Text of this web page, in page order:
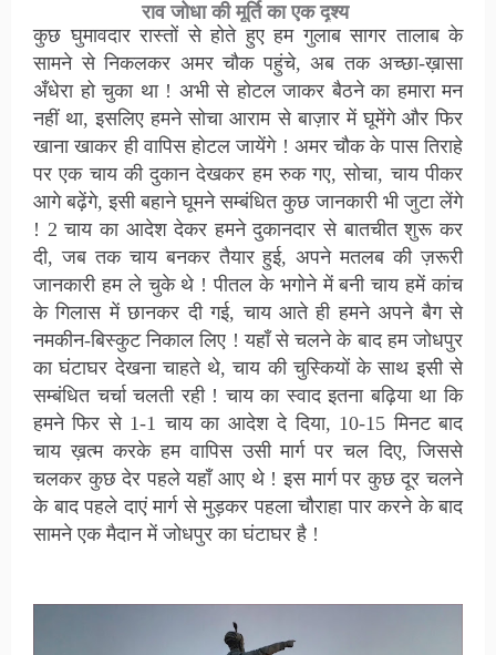
राव जोधा की मूर्ति का एक दृश्य
कुछ घुमावदार रास्तों से होते हुए हम गुलाब सागर तालाब के
सामने से निकलकर अमर चौक पहुंचे, अब तक अच्छा-ख़ासा
अँधेरा हो चुका था ! अभी से होटल जाकर बैठने का हमारा मन
नहीं था, इसलिए हमने सोचा आराम से बाज़ार में घूमेंगे और फिर
खाना खाकर ही वापिस होटल जायेंगे ! अमर चौक के पास तिराहे
पर एक चाय की दुकान देखकर हम रुक गए, सोचा, चाय पीकर
आगे बढ़ेंगे, इसी बहाने घूमने सम्बंधित कुछ जानकारी भी जुटा लेंगे
! 2 चाय का आदेश देकर हमने दुकानदार से बातचीत शुरू कर
दी, जब तक चाय बनकर तैयार हुई, अपने मतलब की ज़रूरी
जानकारी हम ले चुके थे ! पीतल के भगोने में बनी चाय हमें कांच
के गिलास में छानकर दी गई, चाय आते ही हमने अपने बैग से
नमकीन-बिस्कुट निकाल लिए ! यहाँ से चलने के बाद हम जोधपुर
का घंटाघर देखना चाहते थे, चाय की चुस्कियों के साथ इसी से
सम्बंधित चर्चा चलती रही ! चाय का स्वाद इतना बढ़िया था कि
हमने फिर से 1-1 चाय का आदेश दे दिया, 10-15 मिनट बाद
चाय ख़त्म करके हम वापिस उसी मार्ग पर चल दिए, जिससे
चलकर कुछ देर पहले यहाँ आए थे ! इस मार्ग पर कुछ दूर चलने
के बाद पहले दाएं मार्ग से मुड़कर पहला चौराहा पार करने के बाद
सामने एक मैदान में जोधपुर का घंटाघर है !